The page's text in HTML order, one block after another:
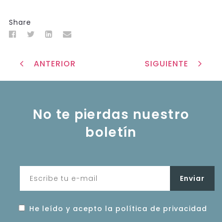
Share
ANTERIOR SIGUIENTE
No te pierdas nuestro
boletín
He leído y acepto la política de privacidad